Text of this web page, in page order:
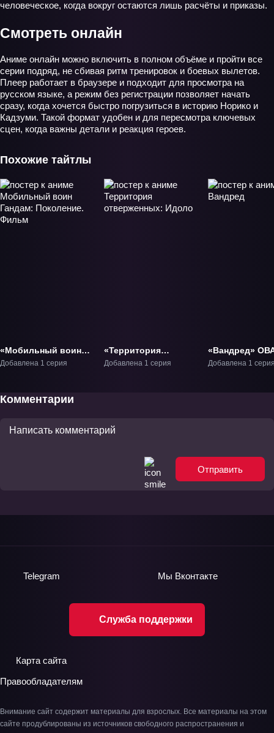
человеческое, когда вокруг остаются лишь расчёты и приказы.
Смотреть онлайн
Аниме онлайн можно включить в полном объёме и пройти все
серии подряд, не сбивая ритм тренировок и боевых вылетов.
Плеер работает в браузере и подходит для просмотра на
русском языке, а режим без регистрации позволяет начать
сразу, когда хочется быстро погрузиться в историю Норико и
Кадзуми. Такой формат удобен и для пересмотра ключевых
сцен, когда важны детали и реакция героев.
Похожие тайтлы
«Мобильный воин
Гандам: Поколение.
Добавлена 1 серия
«Территория
отверженных:
Добавлена 1 серия
«Вандред»
Добавлена 1
Комментарии
Отправить
Служба поддержки
Telegram Мы Вконтакте
Карта сайта
Правообладателям
Внимание сайт содержит материалы для взрослых. Все материалы на этом
сайте продублированы из источников свободного распространения и